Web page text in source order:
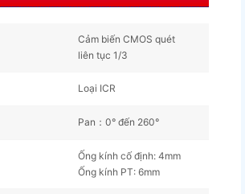
Cảm biến CMOS quét
liên tục 1/3
Loại ICR
Pan：0° đến 260°
Ống kính cố định: 4mm
Ống kính PT: 6mm